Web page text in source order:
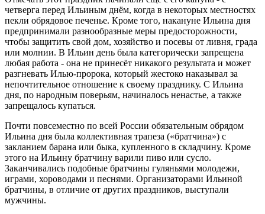
четверга перед Ильиным днём, когда в некоторых местностях
пекли обрядовое печенье. Кроме того, накануне Ильина дня
предпринимали разнообразные меры предосторожности,
чтобы защитить свой дом, хозяйство и посевы от ливня, града
или молнии. В Ильин день была категорически запрещена
любая работа - она не принесёт никакого результата и может
разгневать Илью-пророка, который жестоко наказывал за
непочтительное отношение к своему празднику. С Ильина
дня, по народным поверьям, начиналось ненастье, а также
запрещалось купаться.
Почти повсеместно по всей России обязательным обрядом
Ильина дня была коллективная трапеза («братчина») с
закланием барана или быка, купленного в складчину. Кроме
этого на Ильину братчину варили пиво или сусло.
Заканчивались подобные братчины гуляньями молодежи,
играми, хороводами и песнями. Организаторами Ильиной
братчины, в отличие от других праздников, выступали
мужчины.